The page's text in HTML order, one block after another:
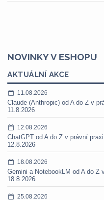
NOVINKY V ESHOPU
AKTUÁLNÍ AKCE
11.08.2026
Claude (Anthropic) od A do Z v
11.8.2026
12.08.2026
ChatGPT od A do Z v právní
12.8.2026
18.08.2026
Gemini a NotebookLM od A do
18.8.2026
25.08.2026